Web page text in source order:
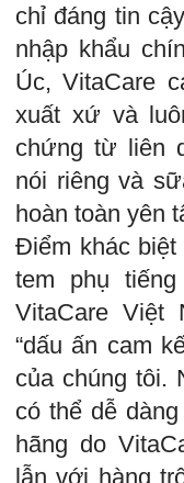
chỉ đáng tin
nhập khẩu
Úc, VitaCare
xuất xứ và
chứng từ liên
nói riêng và
hoàn toàn yên
Điểm khác biệt
tem phụ
VitaCare Việt
“dấu ấn cam
của chúng tôi.
có thể dễ
hãng do
lẫn với hàng